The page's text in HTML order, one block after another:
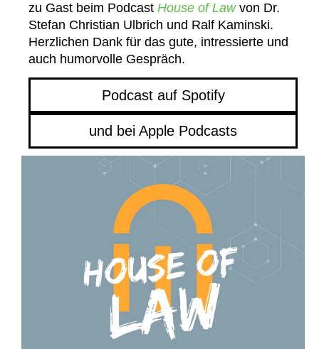
zu Gast beim Podcast House of Lawvon Dr.
Stefan Christian Ulbrich und Ralf Kaminski.
Herzlichen Dank für das gute, intressierte und
auch humorvolle Gespräch.
Podcast auf Spotify
und bei Apple Podcasts